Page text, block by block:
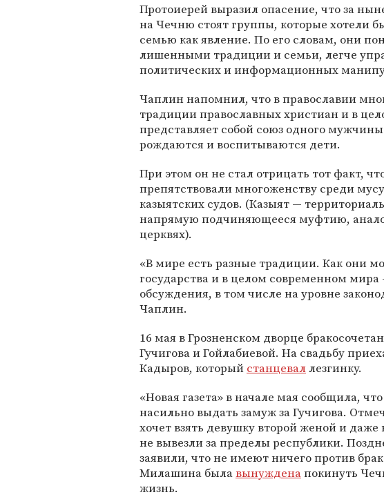
Протоиерей выразил опасение, что за
на Чечню стоят группы, которые хотели
семью как явление. По его словам, они
лишенными традиции и семьи, легче
политических и информационных
Чаплин напомнил, что в православии
традиции православных христиан и в
представляет собой союз одного
рождаются и воспитываются дети.
При этом он не стал отрицать тот факт,
препятствовали многоженству среди
казыятских судов. (Казыят —
напрямую подчиняющееся муфтию,
церквях).
«В мире есть разные традиции. Как они
государства и в целом современном мира
обсуждения, в том числе на уровне
Чаплин.
16 мая в Грозненском дворце
Гучигова и Гойлабиевой. На свадьбу
Кадыров, который станцеваллезгинку.
«Новая газета» в начале мая сообщила,
насильно выдать замуж за Гучигова.
хочет взять девушку второй женой и
не вывезли за пределы республики.
заявили, что не имеют ничего против
Милашина былавынужденапокинуть
жизнь.